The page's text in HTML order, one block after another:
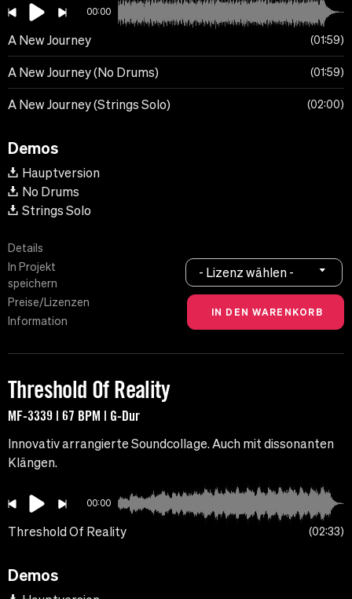
00:00
A New Journey 01:59
A New Journey (No Drums) 01:59
A New Journey (Strings Solo) 02:00
Demos
Hauptversion
No Drums
Strings Solo
Details
In Projekt
speichern
Preise/Lizenzen
Information
- Lizenz wählen -
Threshold Of Reality
MF-3339 | 67 BPM | G-Dur
Innovativ arrangierte Soundcollage. Auch mit dissonanten
Klängen.
00:00
Threshold Of Reality 02:33
Demos